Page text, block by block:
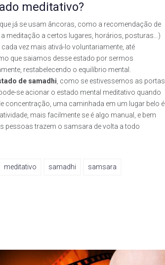
meditativo?
já se usam âncoras, como a recomendação de
a certos lugares, horários, posturas…)
vez mais ativá-lo voluntariamente, até
que saiamos desse estado por sermos
restabelecendo o equilíbrio mental.
de samadhi , como se estivessemos as portas
se acionar o estado mental meditativo quando
concentração, uma caminhada em um lugar belo é
mais facilmente se é algo manual, e bem
pessoas trazem o samsara de volta a todo
meditativo samadhi samsara